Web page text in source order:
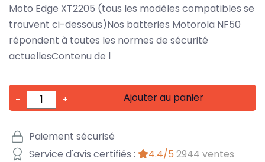
Moto Edge XT2205 (tous les modèles compatibles se
trouvent ci-dessous)Nos batteries Motorola NF50
répondent à toutes les normes de sécurité
actuellesContenu de l
- + Ajouter au panier
Paiement sécurisé
Service d'avis certifiés :
4.4/5 2944 ventes